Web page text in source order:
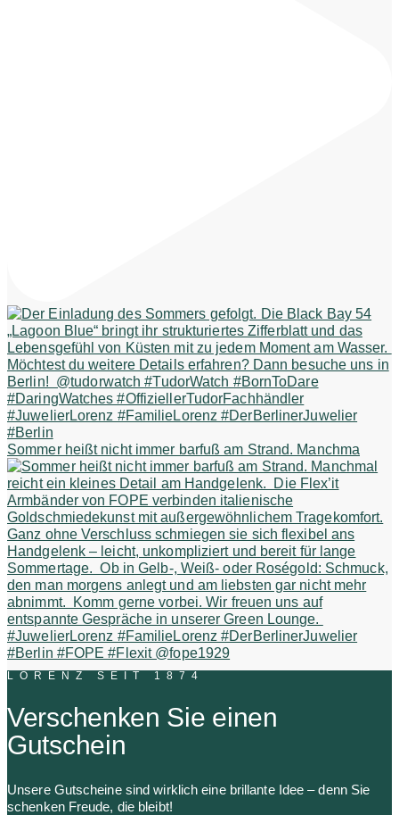
Sommer heißt nicht immer barfuß am Strand. Manchma
LORENZ SEIT 1874
Verschenken Sie einen
Gutschein
Unsere Gutscheine sind wirklich eine brillante Idee – denn Sie
schenken Freude, die bleibt!